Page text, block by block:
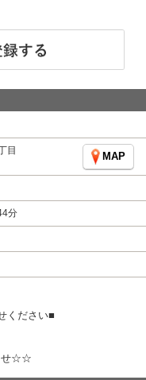
目
MAP
分
ください■
せ☆☆